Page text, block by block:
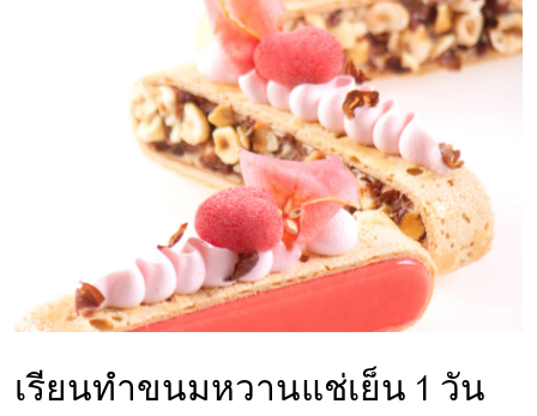
เรียนทำขนมหวานแช่เย็น 1 วัน